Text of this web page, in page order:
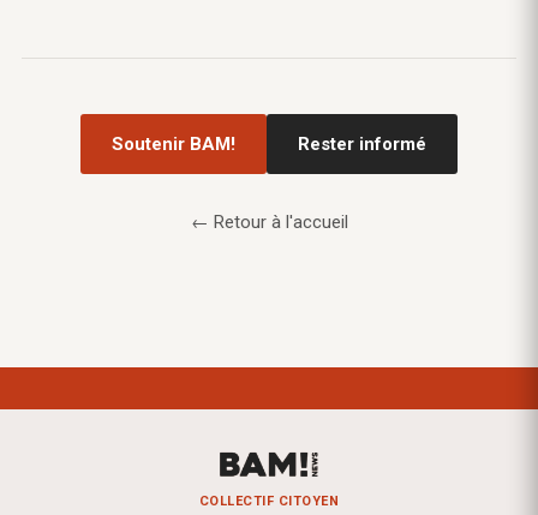
Soutenir BAM! Rester informé
← Retour à l'accueil
COLLECTIF CITOYEN